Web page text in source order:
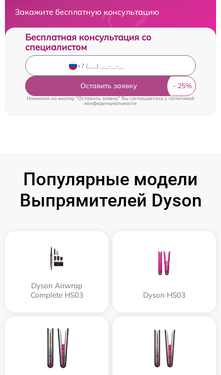
Закажите бесплатную консультацию
Бесплатная консультация со
специалистом
Оставить заявку
Нажимая на кнопку "Оставить заявку" Вы соглашаетесь cполитикой
конфиденциальности
Популярные модели
Выпрямителей Dyson
Dyson Airwrap
Complete HS03
Dyson HS03